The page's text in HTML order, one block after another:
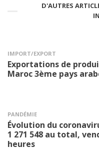
D'AUTRES
IMPORT/EXPORT
Exportations de
Maroc 3ème pays
PANDÉMIE
Évolution du
1 271 548 au total,
heures